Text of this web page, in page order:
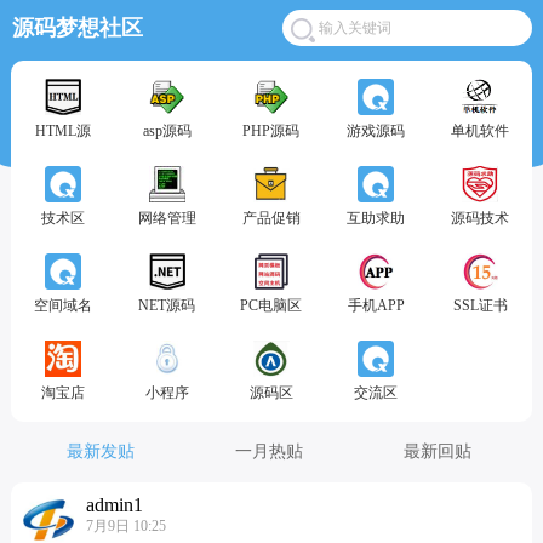
源码梦想社区
HTML源 asp源码 PHP源码 游戏源码 单机软件
技术区 网络管理 产品促销 互助求助 源码技术
空间域名 NET源码 PC电脑区 手机APP SSL证书
淘宝店 小程序 源码区 交流区
最新发贴 一月热贴 最新回贴
admin1
7月9日 10:25